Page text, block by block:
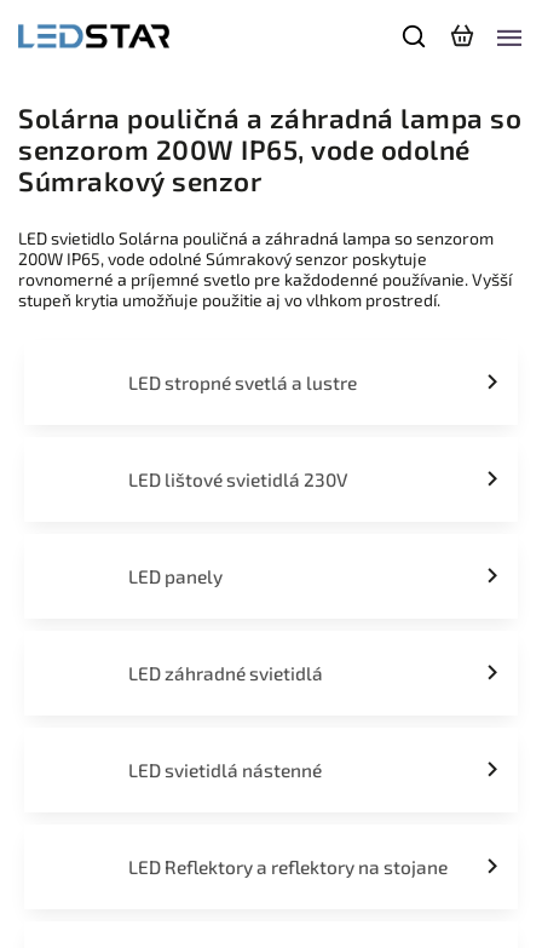
Solárna pouličná a záhradná lampa so
senzorom 200W IP65, vode odolné
Súmrakový senzor
LED svietidlo Solárna pouličná a záhradná lampa so senzorom
200W IP65, vode odolné Súmrakový senzor poskytuje
rovnomerné a príjemné svetlo pre každodenné používanie. Vyšší
stupeň krytia umožňuje použitie aj vo vlhkom prostredí.
LED stropné svetlá a lustre
LED lištové svietidlá 230V
LED panely
LED záhradné svietidlá
LED svietidlá nástenné
LED Reflektory a reflektory na stojane